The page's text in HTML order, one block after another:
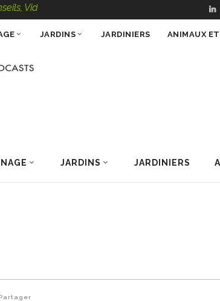
Podcasts – 100 % Nature
JARDINS JARDINIERS
JARDINS JARDINIERS ANIMAUX
Partager